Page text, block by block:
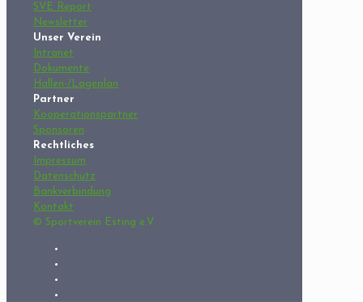
SVE Report
Newsletter
Unser Verein
Intranet
Dokumente
Hallen-/Lageplan
Partner
Kooperationspartner
Sponsoren
Rechtliches
Impressum
Datenschutz
Bankverbindung
Kontakt
© Sportverein Esting e.V.